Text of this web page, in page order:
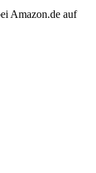
Amazon.de auf